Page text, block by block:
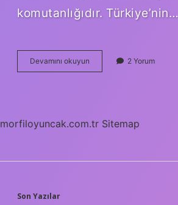
komutanlığıdır. Türkiye’nin…
Devamını okuyun
Filo
2 Yorum
morfiloyuncak.com.tr Sitemap
Son Yazılar